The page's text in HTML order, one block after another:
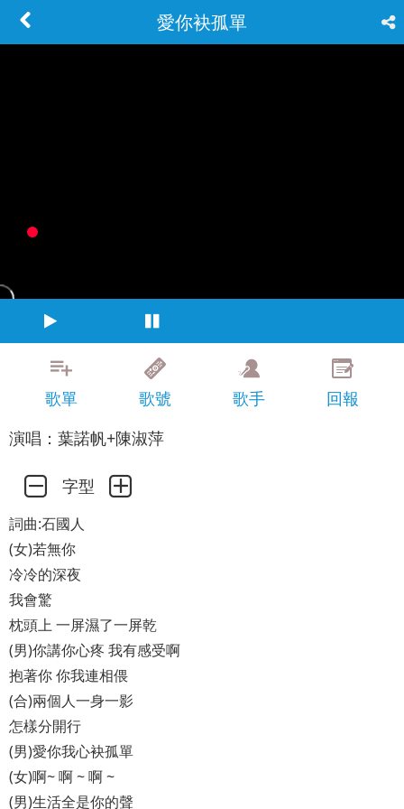
愛你袂孤單
歌單 歌號 歌手
回報
演唱：葉諾帆+陳淑萍
字型
詞曲:石國人
(女)若無你
冷冷的深夜
我會驚
枕頭上 一屏濕了一屏乾
(男)你講你心疼 我有感受啊
抱著你 你我連相偎
(合)兩個人一身一影
怎樣分開行
(男)愛你我心袂孤單
(女)啊~ 啊 ~ 啊 ~
(男)生活全是你的聲